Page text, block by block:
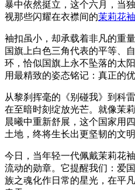
暴中依然挺立，这个六月，当
视那些闪耀在衣襟间的茉莉花
袖扣虽小，却承载着非凡的重
国旗上白色三角代表的平等、
环，恰似国旗上永不坠落的太
用最精致的姿态铭记：真正的
从黎刹挥毫的《别碰我》到科
在至暗时刻绽放光芒。就像茉
晨曦中重新舒展，这个国家用
土地，终将生长出更坚韧的文明
今日，当年轻一代佩戴茉莉花
流动的勋章。它提醒我们：爱
族之魂化作日常的星光，在平